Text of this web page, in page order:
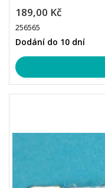
189,00 Kč
256565
Dodání do 10 dní